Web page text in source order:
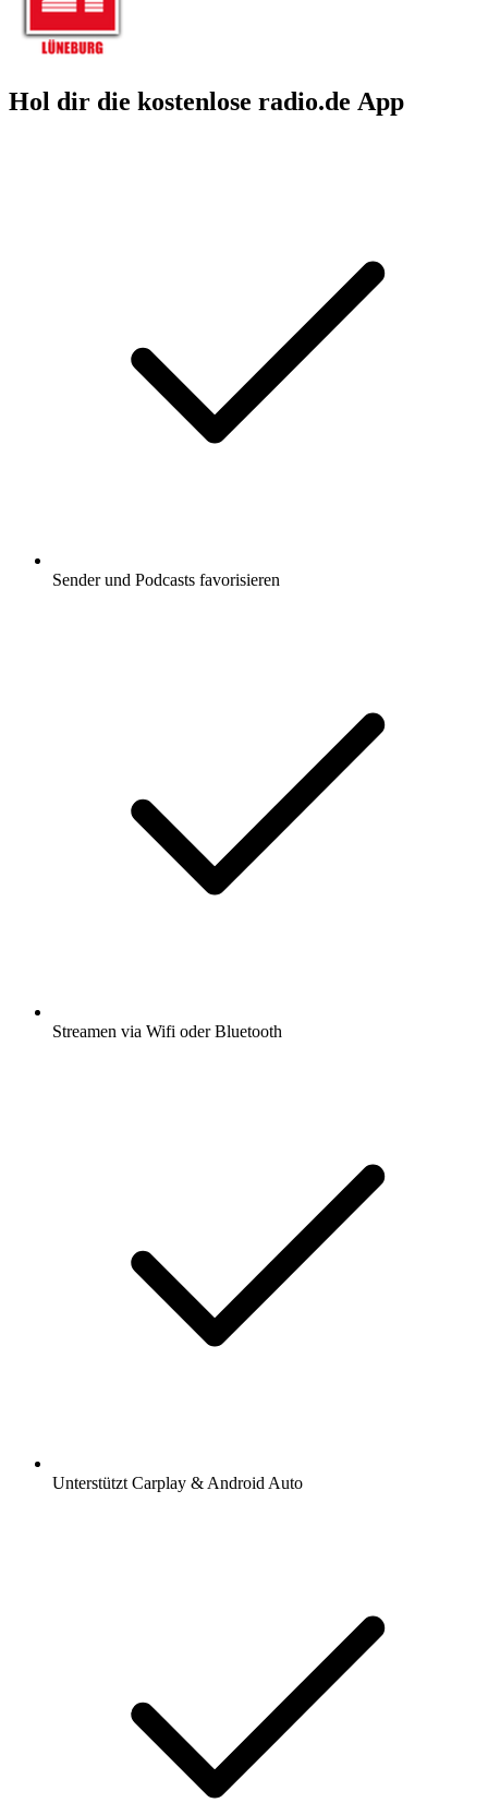
Hol dir die kostenlose radio.de App
Sender und Podcasts favorisieren
Streamen via Wifi oder Bluetooth
Unterstützt Carplay & Android Auto